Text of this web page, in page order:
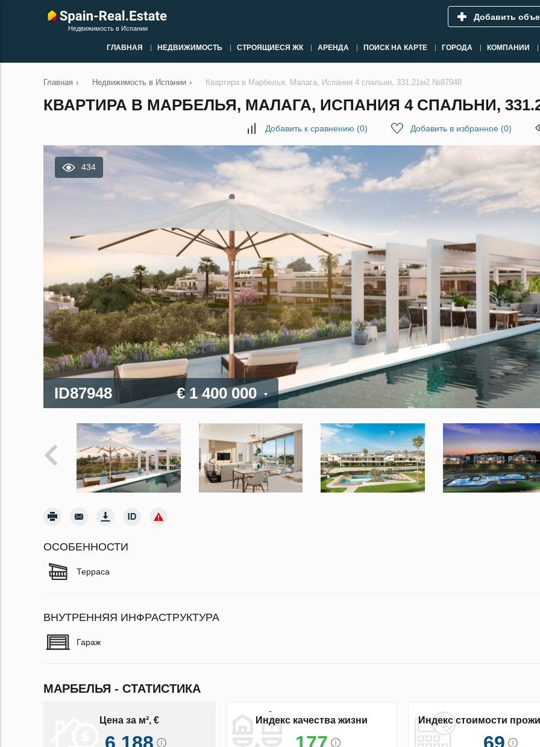
Недвижимость в Испании
Добавить
ГЛАВНАЯ НЕДВИЖИМОСТЬ СТРОЯЩИЕСЯ ЖК АРЕНДА ПОИСК НА КАРТЕ ГОРОДА КОМПАНИИ
Главная › Недвижимость в Испании › Квартира в Марбелья, Малага, Испания 4 спальни, 331.21м2 №87948
КВАРТИРА В МАРБЕЛЬЯ, МАЛАГА, ИСПАНИЯ 4 СПАЛЬНИ,
Добавить к сравнению (0) Добавить в избранное (0)
434
ID87948 € 1 400 000
ОСОБЕННОСТИ
Терраса
ВНУТРЕННЯЯ ИНФРАСТРУКТУРА
Гараж
МАРБЕЛЬЯ - СТАТИСТИКА
Цена за м², €
6 188
Индекс качества жизни
177
Индекс стоимости
69